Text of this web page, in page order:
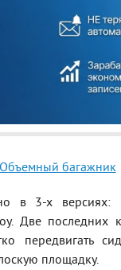
в 3-х версиях:
Две последних
передвигать
площадку.